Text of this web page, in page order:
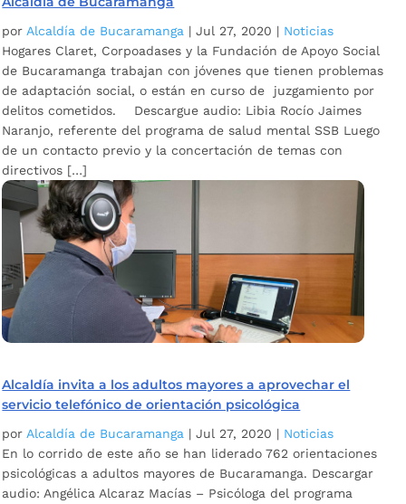
por Alcaldía de Bucaramanga |Jul 27, 2020 | Noticias
Hogares Claret, Corpoadases y la Fundación de Apoyo Social
de Bucaramanga trabajan con jóvenes que tienen problemas
de adaptación social, o están en curso de juzgamiento por
delitos cometidos. Descargue audio: Libia Rocío Jaimes
Naranjo, referente del programa de salud mental SSB Luego
de un contacto previo y la concertación de temas con
directivos […]
Alcaldía invita a los adultos mayores a aprovechar el
servicio telefónico de orientación psicológica
por Alcaldía de Bucaramanga |Jul 27, 2020 | Noticias
En lo corrido de este año se han liderado 762 orientaciones
psicológicas a adultos mayores de Bucaramanga. Descargar
audio: Angélica Alcaraz Macías – Psicóloga del programa